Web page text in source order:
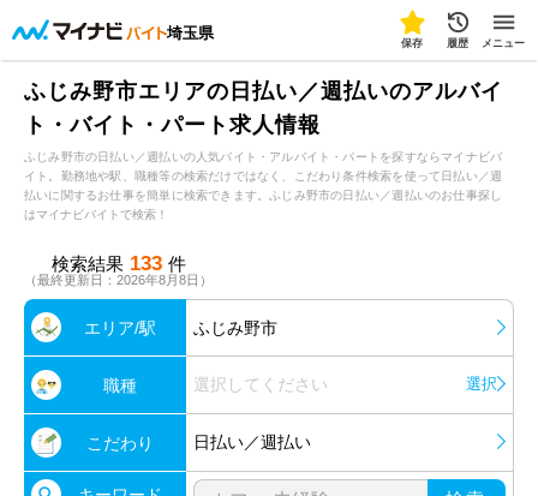
埼玉県
保存 履歴 メニュー
ふじみ野市エリアの日払い／週払いのアルバイ
ト・バイト・パート求人情報
ふじみ野市の日払い／週払いの人気バイト・アルバイト・パートを探すならマイナビバ
イト。勤務地や駅、職種等の検索だけではなく、こだわり条件検索を使って日払い／週
払いに関するお仕事を簡単に検索できます。ふじみ野市の日払い／週払いのお仕事探し
はマイナビバイトで検索！
検索結果 133 件
（最終更新日：2026年8月8日）
エリア/駅 ふじみ野市
職種 選択してください 選択
こだわり 日払い／週払い